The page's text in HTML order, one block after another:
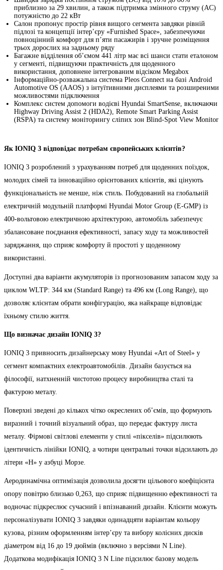
приблизно за 29 хвилин, а також підтримка змінного струму (AC)
потужністю до 22 кВт
Салон пропонує простір рівня вищого сегмента завдяки рівній
підлозі та концепції інтер’єру «Furnished Space», забезпечуючи
повноцінний комфорт для п’яти пасажирів і зручне розміщення
трьох дорослих на задньому ряду
Багажне відділення об’ємом 441 літр має всі шанси стати еталоном
у сегменті, підвищуючи практичність для щоденного
використання, доповнене інтегрованим відсіком Megabox
Інформаційно-розважальна система Pleos Connect на базі Android
Automotive OS (AAOS) з інтуїтивними дисплеями та розширеними
можливостями підключення
Комплекс систем допомоги водієві Hyundai SmartSense, включаючи
Highway Driving Assist 2 (HDA2), Remote Smart Parking Assist
(RSPA) та систему моніторингу сліпих зон Blind-Spot View Monitor
Як IONIQ 3 відповідає потребам європейських клієнтів?
IONIQ 3 розроблений з урахуванням потреб для щоденних поїздок,
молодих сімей та інноваційно орієнтованих клієнтів, які цінують
функціональність не менше, ніж стиль. Побудований на глобальній
електричній модульній платформі Hyundai Motor Group (E-GMP) із
400-вольтовою електричною архітектурою, автомобіль забезпечує
збалансоване поєднання ефективності, запасу ходу та можливостей
заряджання, що сприяє комфорту й простоті у щоденному
використанні.
Доступні два варіанти акумуляторів із прогнозованим запасом ходу за
циклом WLTP: 344 км (Standard Range) та 496 км (Long Range), що
дозволяє клієнтам обрати конфігурацію, яка найкраще відповідає
їхньому стилю життя.
Що визначає дизайн IONIQ 3?
IONIQ 3 привносить дизайнерську мову Hyundai «Art of Steel» у
сегмент компактних електроавтомобілів. Дизайн базується на
філософії, натхненній чистотою процесу виробництва сталі та
фактурою металу.
Поверхні зведені до кількох чітко окреслених об’ємів, що формують
виразний і точний візуальний образ, що передає фактуру листа
металу. Фірмові світлові елементи у стилі «пікселів» підсилюють
ідентичність лінійки IONIQ, а чотири центральні точки відсилають до
літери «H» у азбуці Морзе.
Аеродинамічна оптимізація дозволила досягти цільового коефіцієнта
опору повітрю близько 0,263, що сприяє підвищенню ефективності та
водночас підкреслює сучасний і впізнаваний дизайн. Клієнти можуть
персоналізувати IONIQ 3 завдяки одинадцяти варіантам кольору
кузова, різним оформленням інтер’єру та вибору колісних дисків
діаметром від 16 до 19 дюймів (включно з версіями N Line).
Додаткова модифікація IONIQ 3 N Line підсилює базову модель